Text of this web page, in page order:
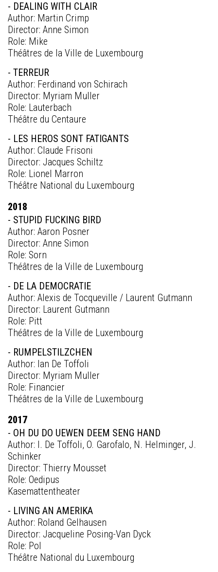
- DEALING WITH CLAIR
Author: Martin Crimp
Director: Anne Simon
Role: Mike
Théâtres de la Ville de Luxembourg
- TERREUR
Author: Ferdinand von Schirach
Director: Myriam Muller
Role: Lauterbach
Théâtre du Centaure
- LES HEROS SONT FATIGANTS
Author: Claude Frisoni
Director: Jacques Schiltz
Role: Lionel Marron
Théâtre National du Luxembourg
2018
- STUPID FUCKING BIRD
Author: Aaron Posner
Director: Anne Simon
Role: Sorn
Théâtres de la Ville de Luxembourg
- DE LA DEMOCRATIE
Author: Alexis de Tocqueville / Laurent Gutmann
Director: Laurent Gutmann
Role: Pitt
Théâtres de la Ville de Luxembourg
- RUMPELSTILZCHEN
Author: Ian De Toffoli
Director: Myriam Muller
Role: Financier
Théâtres de la Ville de Luxembourg
2017
- OH DU DO UEWEN DEEM SENG HAND
Author: I. De Toffoli, O. Garofalo, N. Helminger, J.
Schinker
Director: Thierry Mousset
Role: Oedipus
Kasemattentheater
- LIVING AN AMERIKA
Author: Roland Gelhausen
Director: Jacqueline Posing-Van Dyck
Role: Pol
Théâtre National du Luxembourg